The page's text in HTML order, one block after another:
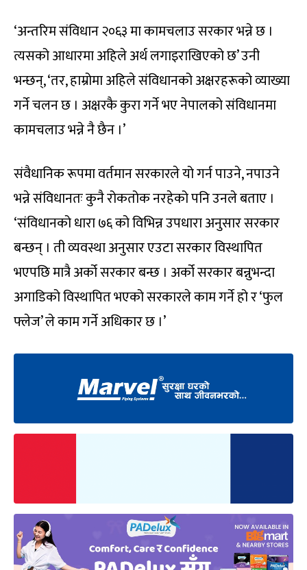
‘अन्तरिम संविधान २०६३ मा कामचलाउ सरकार भन्ने छ ।
त्यसको आधारमा अहिले अर्थ लगाइराखिएको छ’ उनी
भन्छन्, ‘तर, हाम्रोमा अहिले संविधानको अक्षरहरूको व्याख्या
गर्ने चलन छ । अक्षरकै कुरा गर्ने भए नेपालको संविधानमा
कामचलाउ भन्ने नै छैन ।’
संवैधानिक रूपमा वर्तमान सरकारले यो गर्न पाउने, नपाउने
भन्ने संविधानतः कुनै रोकतोक नरहेको पनि उनले बताए ।
‘संविधानको धारा ७६ को विभिन्न उपधारा अनुसार सरकार
बन्छन् । ती व्यवस्था अनुसार एउटा सरकार विस्थापित
भएपछि मात्रै अर्को सरकार बन्छ । अर्को सरकार बन्नुभन्दा
अगाडिको विस्थापित भएको सरकारले काम गर्ने हो र ‘फुल
फ्लेज’ ले काम गर्ने अधिकार छ ।’